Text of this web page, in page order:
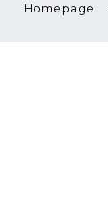
Homepage